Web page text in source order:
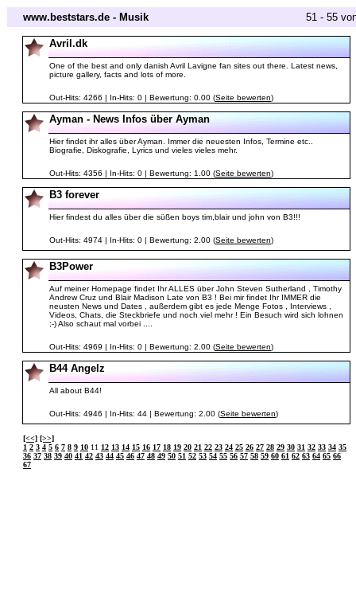
www.beststars.de - Musik 51 - 55
Avril.dk
One of the best and only danish Avril Lavigne fan sites out there. Latest news,
picture gallery, facts and lots of more.
Out-Hits: 4266 | In-Hits: 0 | Bewertung: 0.00 (Seite bewerten)
Ayman - News Infos über Ayman
Hier findet ihr alles über Ayman. Immer die neuesten Infos, Termine etc..
Biografie, Diskografie, Lyrics und vieles vieles mehr.
Out-Hits: 4356 | In-Hits: 0 | Bewertung: 1.00 (Seite bewerten)
B3 forever
Hier findest du alles über die süßen boys tim,blair und john von B3!!!
Out-Hits: 4974 | In-Hits: 0 | Bewertung: 2.00 (Seite bewerten)
B3Power
Auf meiner Homepage findet Ihr ALLES über John Steven Sutherland , Timothy
Andrew Cruz und Blair Madison Late von B3 ! Bei mir findet Ihr IMMER die
neusten News und Dates , außerdem gibt es jede Menge Fotos , Interviews ,
Videos, Chats, die Steckbriefe und noch viel mehr ! Ein Besuch wird sich lohnen
;-) Also schaut mal vorbei ....
Out-Hits: 4969 | In-Hits: 0 | Bewertung: 2.00 (Seite bewerten)
B44 Angelz
All about B44!
Out-Hits: 4946 | In-Hits: 44 | Bewertung: 2.00 (Seite bewerten)
[<<] [>>]
1 2 3 4 5 6 7 8 9 10 11 12 13 14 15 16 17 18 19 20 21 22 23 24 25 26 27 28 29 30 31 32 33 34 35
36 37 38 39 40 41 42 43 44 45 46 47 48 49 50 51 52 53 54 55 56 57 58 59 60 61 62 63 64 65 66
67